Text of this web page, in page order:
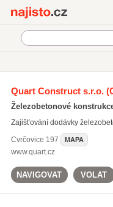
stropní panely(20)
stropní podhledy(190)
Quart Construct s.r.o.
Železobetonové
Zajišťování dodávky
Cvrčovice 197 MAPA
www.quart.cz
NAVIGOVAT VOLAT